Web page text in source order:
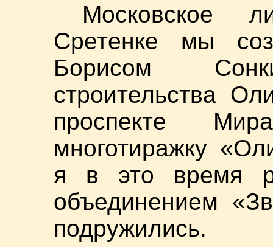
Московское
Сретенке мы
Борисом
строительства
проспекте
многотиражку
я в это время
объединением
подружились.